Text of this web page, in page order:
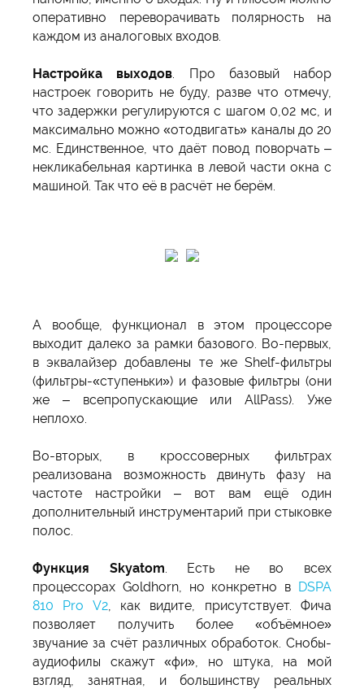
оперативно переворачивать полярность на
каждом из аналоговых входов.
Настройка выходов . Про базовый набор
настроек говорить не буду, разве что отмечу,
что задержки регулируются с шагом 0,02 мс, и
максимально можно «отодвигать» каналы до 20
мс. Единственное, что даёт повод поворчать –
некликабельная картинка в левой части окна с
машиной. Так что её в расчёт не берём.
А вообще, функционал в этом процессоре
выходит далеко за рамки базового. Во-первых,
в эквалайзер добавлены те же Shelf-фильтры
(фильтры-«ступеньки») и фазовые фильтры (они
же – всепропускающие или AllPass). Уже
неплохо.
Во-вторых, в кроссоверных фильтрах
реализована возможность двинуть фазу на
частоте настройки – вот вам ещё один
дополнительный инструментарий при стыковке
полос.
Функция Skyatom . Есть не во всех
процессорах Goldhorn, но конкретно в DSPA
810 Pro V2, как видите, присутствует. Фича
позволяет получить более «объёмное»
звучание за счёт различных обработок. Снобы-
аудиофилы скажут «фи», но штука, на мой
взгляд, занятная, и большинству реальных